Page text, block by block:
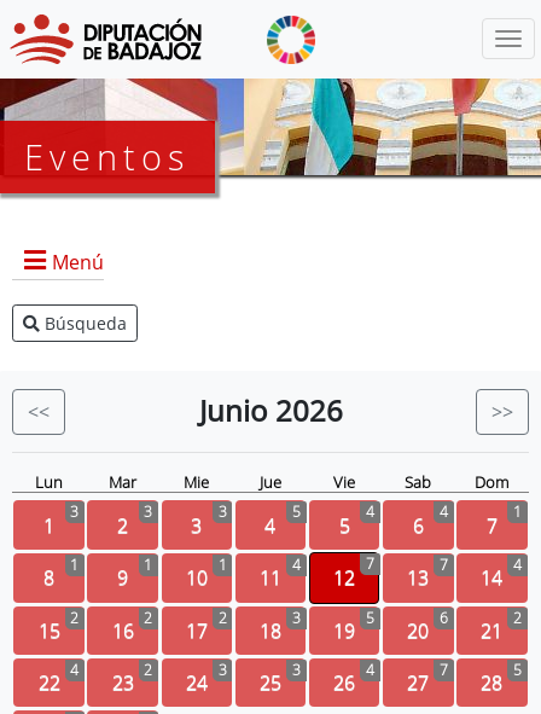
Eventos
Menú
Agenda Presidencia
Eventos
Búsqueda
<< Junio 2026 >>
Lun Mar Mie Jue Vie Sab Dom
1 3 2 3 3 3 4 5 5 4 6 4 7 1
8 1 9 1 10 1 11 4 12
7
13 7 14 4
15 2 16 2 17 2 18 3 19 5 20 6 21 2
22 4 23 2 24 3 25 3 26 4 27 7 28 5